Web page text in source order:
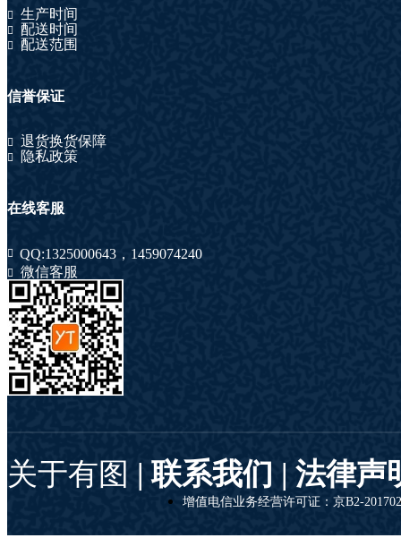
生产时间
配送时间
配送范围
信誉保证
退货换货保障
隐私政策
在线客服
QQ:1325000643 ， 1459074240
微信客服
关于有图 | 联系我们 | 法律声
增值电信业务经营许可证：京B2-